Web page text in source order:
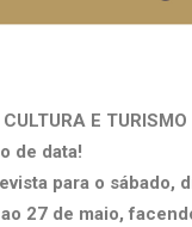
E
de data!
para o sábado,
27 de maio,